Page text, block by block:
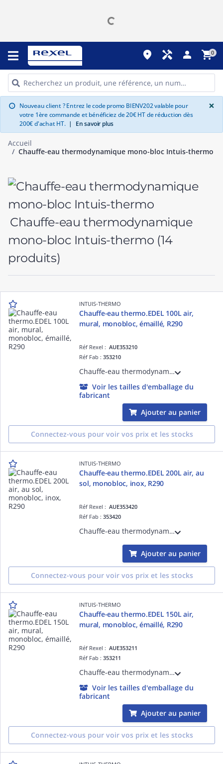
place handyman person shopping_cart0
info Nouveau client ? Entrez le code promo BIENV202 valable pour
votre 1ère commande et bénéficiez de 20€ HT de réduction dès
200€ d'achat HT. | En savoir plus
×
Accueil
Chauffe-eau thermodynamique mono-bloc Intuis-thermo
Chauffe-eau thermodynamique
mono-bloc Intuis-thermo (14
produits)
INTUIS-THERMO
Chauffe-eau thermo.EDEL 100L air,
mural, monobloc, émaillé, R290
Réf Rexel :AUE353210
Réf Fab :353210
Chauffe-eau thermodynamique EDEL 100 air - sur air, 100L, mural, monobloc, R290 sans HFC, cuve acier émaillé, sur air ambiant ou air extérieur par ventouse D= 80/125 mm, appoint électrique 1 kW intégré
Voir les tailles d'emballage du
fabricant
Ajouter au panier
Connectez-vous pour voir vos prix et les stocks
INTUIS-THERMO
Chauffe-eau thermo.EDEL 200L air, au
sol, monobloc, inox, R290
Réf Rexel :AUE353420
Réf Fab :353420
Chauffe-eau thermodynamique EDEL 200 air - sur air, 200L, sol, monobloc, R290 sans HFC, cuve inox, sur air ambiant ou air extérieur par gaines D= 160 mm, appoint électrique 1,2 kW intégré
Ajouter au panier
Connectez-vous pour voir vos prix et les stocks
INTUIS-THERMO
Chauffe-eau thermo.EDEL 150L air,
mural, monobloc, émaillé, R290
Réf Rexel :AUE353211
Réf Fab :353211
Chauffe-eau thermodynamique EDEL 150 air - sur air, 150L, mural, monobloc, R290 sans HFC, cuve acier émaillé, sur air ambiant ou air extérieur par ventouse D= 80/125 mm, appoint électrique 1 kW intégré
Voir les tailles d'emballage du
fabricant
Ajouter au panier
Connectez-vous pour voir vos prix et les stocks